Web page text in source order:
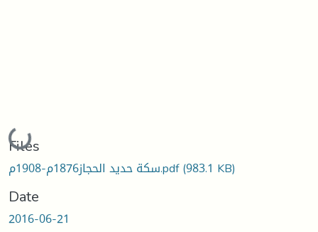
Loading...
Files
سكة حديد الحجاز1876م-1908م.pdf(983.1 KB)
Date
2016-06-21